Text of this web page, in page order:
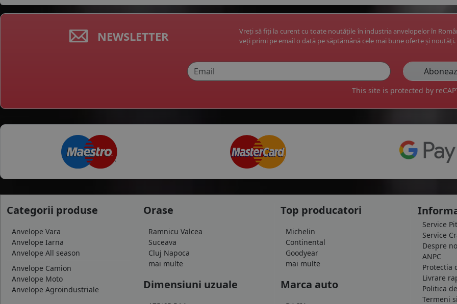
NEWSLETTER
Vreți să fiți la curent cu toate noutățile în industria anvelopelor în
veți primi pe email o dată pe săptămână cele mai bune oferte și noutăți.
This site is protected by
Categorii produse
Anvelope Vara
Anvelope Iarna
Anvelope All season
Anvelope Camion
Anvelope Moto
Anvelope Agroindustriale
Orase
Ramnicu Valcea
Suceava
Cluj Napoca
mai multe
Dimensiuni uzuale
Top producatori
Michelin
Continental
Goodyear
mai multe
Marca auto
Service
Service
Despre
ANPC
Protectia
Livrare
Politica
Termeni